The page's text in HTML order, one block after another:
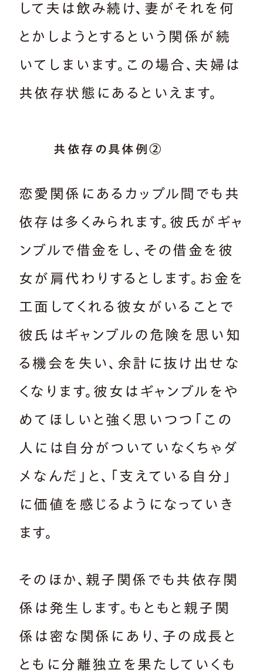
して夫は飲み続け、妻がそれを何
とかしようとするという関係が続
いてしまいます。この場合、夫婦は
共依存状態にあるといえます。
共依存の具体例②
恋愛関係にあるカップル間でも共
依存は多くみられます。彼氏がギャ
ンブルで借金をし、その借金を彼
女が肩代わりするとします。お金を
工面してくれる彼女がいることで
彼氏はギャンブルの危険を思い知
る機会を失い、余計に抜け出せな
くなります。彼女はギャンブルをや
めてほしいと強く思いつつ「この
人には自分がついていなくちゃダ
メなんだ」と、「支えている自分」
に価値を感じるようになっていき
ます。
そのほか、親子関係でも共依存関
係は発生します。もともと親子関
係は密な関係にあり、子の成長と
ともに分離独立を果たしていくも